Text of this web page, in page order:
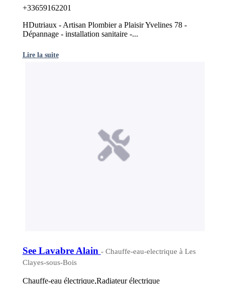
+33659162201
HDutriaux - Artisan Plombier a Plaisir Yvelines 78 -
Dépannage - installation sanitaire -...
Lire la suite
See Lavabre Alain - Chauffe-eau-electrique à Les
Clayes-sous-Bois
Chauffe-eau électrique,Radiateur électrique